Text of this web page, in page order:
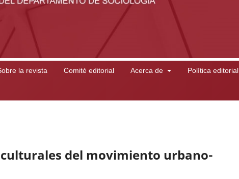
la revista Comité editorial Acerca de Política editorial
del movimiento urbano-